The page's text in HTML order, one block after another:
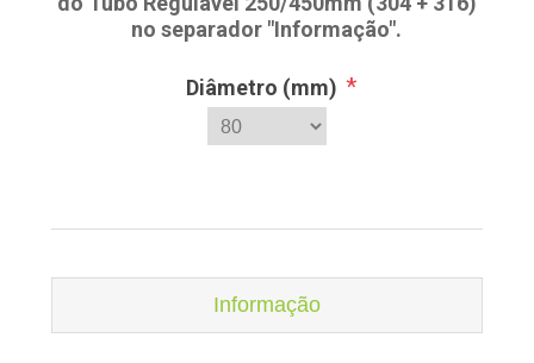
no separador "Informação".
Diâmetro (mm) *
Informação